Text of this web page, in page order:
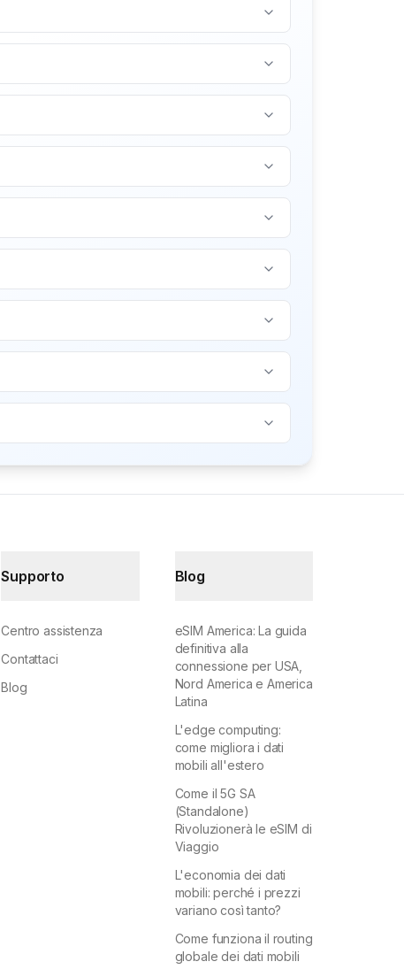
Supporto
Centro assistenza
Contattaci
Blog
Blog
eSIM America: La guida
definitiva alla
connessione per USA,
Nord America e America
Latina
L'edge computing:
come migliora i dati
mobili all'estero
Come il 5G SA
(Standalone)
Rivoluzionerà le eSIM di
Viaggio
L'economia dei dati
mobili: perché i prezzi
variano così tanto?
Come funziona il routing
globale dei dati mobili